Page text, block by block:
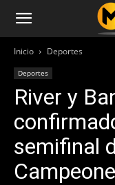
Inicio Deportes
Deportes
River y
semifinal